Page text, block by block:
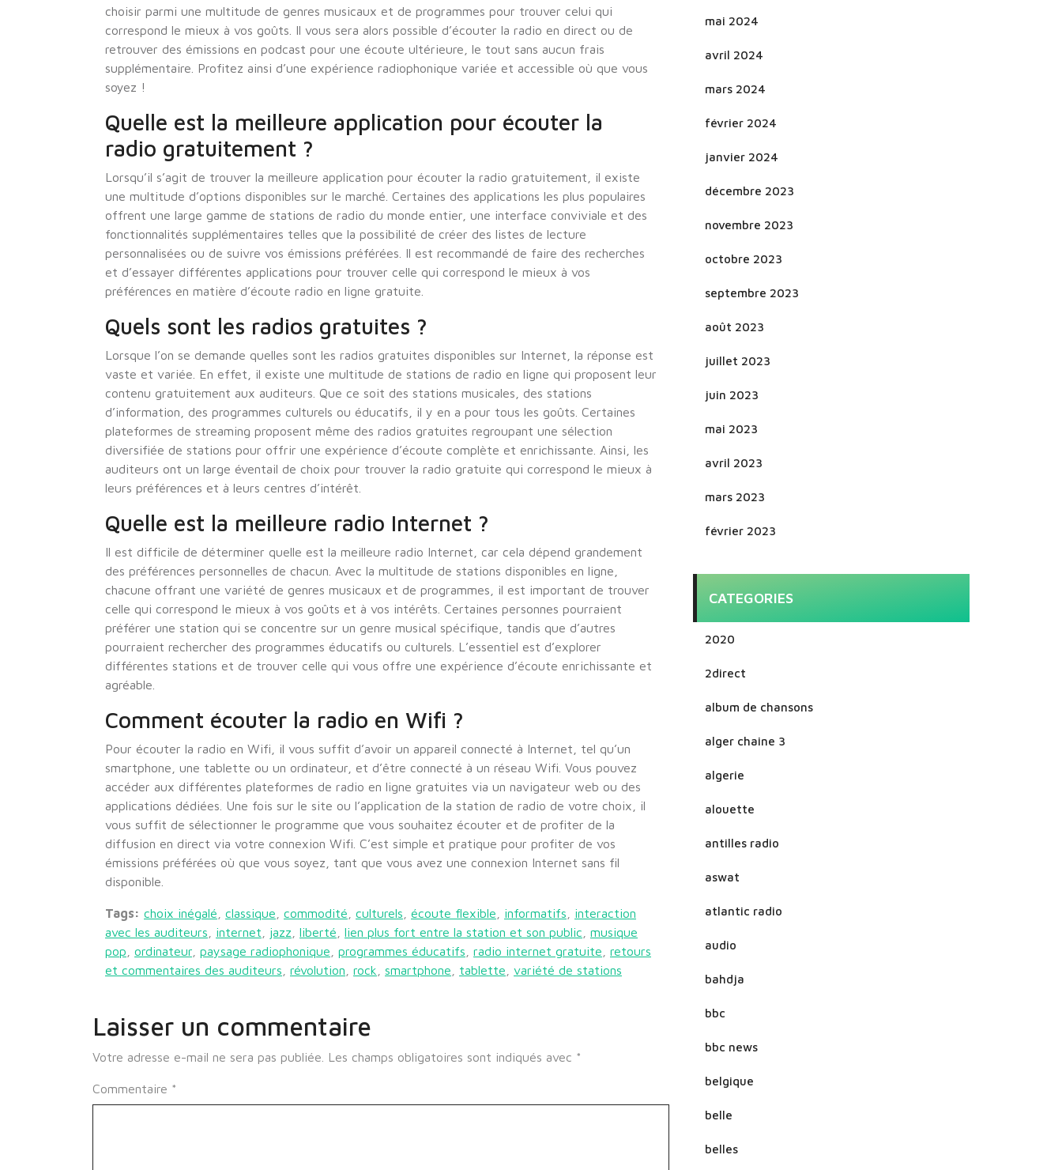
choisir parmi une multitude de genres musicaux et de programmes pour trouver celui qui
correspond le mieux à vos goûts. Il vous sera alors possible d’écouter la radio en direct ou de
retrouver des émissions en podcast pour une écoute ultérieure, le tout sans aucun frais
supplémentaire. Profitez ainsi d’une expérience radiophonique variée et accessible où que vous
soyez !
Quelle est la meilleure application pour écouter la
radio gratuitement ?
Lorsqu’il s’agit de trouver la meilleure application pour écouter la radio gratuitement, il existe
une multitude d’options disponibles sur le marché. Certaines des applications les plus populaires
offrent une large gamme de stations de radio du monde entier, une interface conviviale et des
fonctionnalités supplémentaires telles que la possibilité de créer des listes de lecture
personnalisées ou de suivre vos émissions préférées. Il est recommandé de faire des recherches
et d’essayer différentes applications pour trouver celle qui correspond le mieux à vos
préférences en matière d’écoute radio en ligne gratuite.
Quels sont les radios gratuites ?
Lorsque l’on se demande quelles sont les radios gratuites disponibles sur Internet, la réponse est
vaste et variée. En effet, il existe une multitude de stations de radio en ligne qui proposent leur
contenu gratuitement aux auditeurs. Que ce soit des stations musicales, des stations
d’information, des programmes culturels ou éducatifs, il y en a pour tous les goûts. Certaines
plateformes de streaming proposent même des radios gratuites regroupant une sélection
diversifiée de stations pour offrir une expérience d’écoute complète et enrichissante. Ainsi, les
auditeurs ont un large éventail de choix pour trouver la radio gratuite qui correspond le mieux à
leurs préférences et à leurs centres d’intérêt.
Quelle est la meilleure radio Internet ?
Il est difficile de déterminer quelle est la meilleure radio Internet, car cela dépend grandement
des préférences personnelles de chacun. Avec la multitude de stations disponibles en ligne,
chacune offrant une variété de genres musicaux et de programmes, il est important de trouver
celle qui correspond le mieux à vos goûts et à vos intérêts. Certaines personnes pourraient
préférer une station qui se concentre sur un genre musical spécifique, tandis que d’autres
pourraient rechercher des programmes éducatifs ou culturels. L’essentiel est d’explorer
différentes stations et de trouver celle qui vous offre une expérience d’écoute enrichissante et
agréable.
Comment écouter la radio en Wifi ?
Pour écouter la radio en Wifi, il vous suffit d’avoir un appareil connecté à Internet, tel qu’un
smartphone, une tablette ou un ordinateur, et d’être connecté à un réseau Wifi. Vous pouvez
accéder aux différentes plateformes de radio en ligne gratuites via un navigateur web ou des
applications dédiées. Une fois sur le site ou l’application de la station de radio de votre choix, il
vous suffit de sélectionner le programme que vous souhaitez écouter et de profiter de la
diffusion en direct via votre connexion Wifi. C’est simple et pratique pour profiter de vos
émissions préférées où que vous soyez, tant que vous avez une connexion Internet sans fil
disponible.
Tags: choix inégalé classique commodité culturels écoute flexible informatifs
interaction
avec les auditeurs
internet jazz liberté lien plus fort entre la station et son public
musique
pop
ordinateur paysage radiophonique programmes éducatifs radio internet gratuite
retours
et commentaires des auditeurs
révolution rock smartphone tablette variété de stations
Laisser un commentaire
Votre adresse e-mail ne sera pas publiée. Les champs obligatoires sont indiqués avec *
Commentaire *
mai 2024
avril 2024
mars 2024
février 2024
janvier 2024
décembre 2023
novembre 2023
octobre 2023
septembre 2023
août 2023
juillet 2023
juin 2023
mai 2023
avril 2023
mars 2023
février 2023
CATEGORIES
2020
2direct
album de chansons
alger chaine 3
algerie
alouette
antilles radio
aswat
atlantic radio
audio
bahdja
bbc
bbc news
belgique
belle
belles